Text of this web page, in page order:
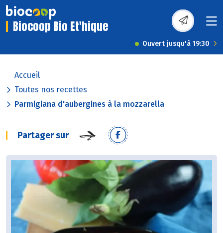
Biocoop Bio Et'hique
Ouvert jusqu'à 19:30
Accueil
Toutes nos recettes
Parmigiana d'aubergines à la mozzarella
Partager sur